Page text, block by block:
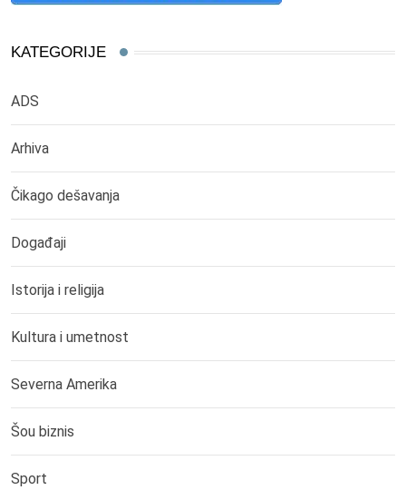
KATEGORIJE
ADS
Arhiva
Čikago dešavanja
Događaji
Istorija i religija
Kultura i umetnost
Severna Amerika
Šou biznis
Sport